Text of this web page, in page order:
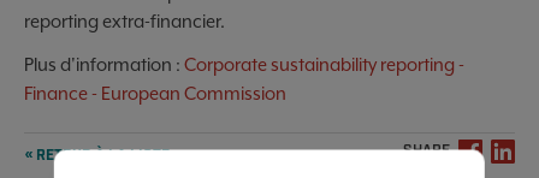
reporting extra-financier.
Plus d'information : Corporate sustainability reporting -
Finance - European Commission
« RETOUR À LA LISTE SHARE